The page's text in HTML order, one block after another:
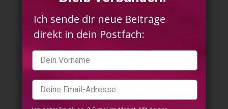
Ich sende dir neue Beiträge
direkt in dein Postfach: